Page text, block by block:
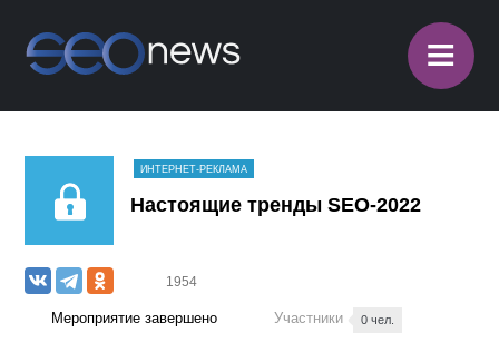
≡
ИНТЕРНЕТ-РЕКЛАМА
Настоящие тренды SEO-2022
1954
Мероприятие завершено Участники 0 чел.